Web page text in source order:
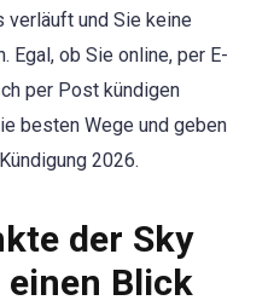
und Sie keine
Egal, ob Sie online, per E-
per Post kündigen
besten Wege und geben
2026.
der Sky
Blick